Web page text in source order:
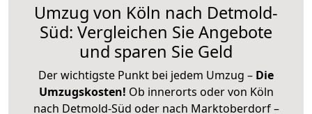
Umzug von Köln nach Detmold-
Süd: Vergleichen Sie Angebote
und sparen Sie Geld
Der wichtigste Punkt bei jedem Umzug – Die
Umzugskosten! Ob innerorts oder von Köln
nach Detmold-Süd oder nach Marktoberdorf –